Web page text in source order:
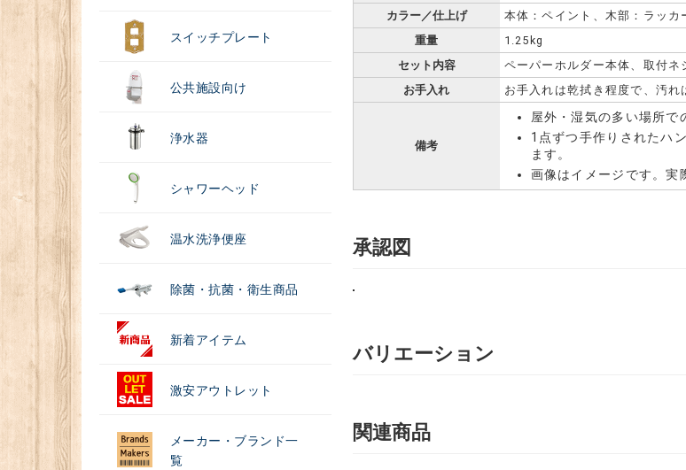
スイッチプレート
公共施設向け
浄水器
シャワーヘッド
温水洗浄便座
除菌・抗菌・衛生商品
新着アイテム
激安アウトレット
メーカー・ブランド一
覧
カラー／仕上げ
本体：ペイント、木部：ラッカ
重量
1.25kg
セット内容
ペーパーホルダー本体、取付ネ
お手入れ
お手入れは乾拭き程度で、汚れ
備考
屋外・湿気の多い場所で
1点ずつ手作りされたハ
ます。
画像はイメージです。実
承認図
バリエーション
関連商品